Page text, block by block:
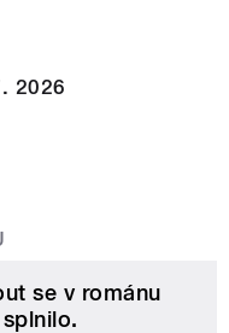
2026
se v románu